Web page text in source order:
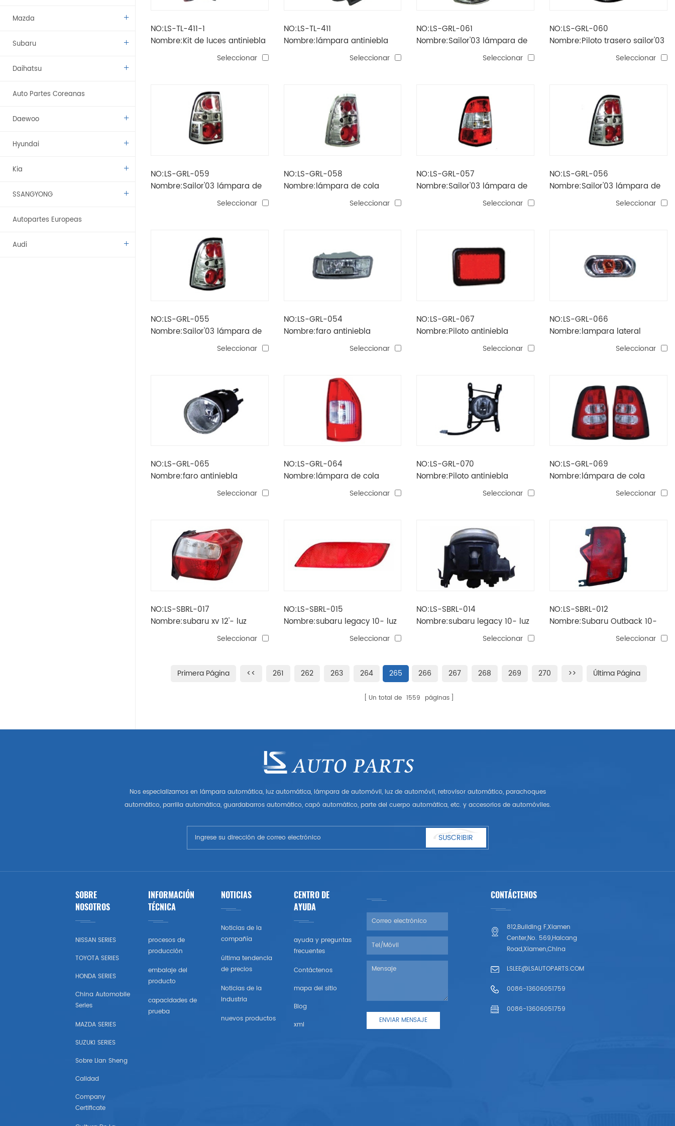
Mazda
Subaru
Daihatsu
Auto Partes Coreanas
Daewoo
Hyundai
Kia
SSANGYONG
Autopartes Europeas
Audi
Nissan (estados Unidos)
Mitsubishi (estados Unidos)
Chrysler Estados Unidos
NO:LS-TL-411-1
Nombre:Kit de luces antiniebla
Seleccionar
NO:LS-TL-411
Nombre:lámpara antiniebla
Seleccionar
NO:LS-GRL-061
Nombre:Sailor'03 lámpara de
cola (barras de chapado)
Seleccionar
NO:LS-GRL-060
Nombre:Piloto trasero sailor'03
Seleccionar
NO:LS-GRL-059
Nombre:Sailor'03 lámpara de
cola (barras de marco negro
Seleccionar
NO:LS-GRL-058
Nombre:lámpara de cola
Seleccionar
NO:LS-GRL-057
Nombre:Sailor'03 lámpara de
Seleccionar
NO:LS-GRL-056
Nombre:Sailor'03 lámpara de
Seleccionar
NO:LS-GRL-055
Nombre:Sailor'03 lámpara de
Seleccionar
NO:LS-GRL-054
Nombre:faro antiniebla
Seleccionar
NO:LS-GRL-067
Nombre:Piloto antiniebla
Seleccionar
NO:LS-GRL-066
Nombre:lampara lateral
Seleccionar
NO:LS-GRL-065
Nombre:faro antiniebla
Seleccionar
NO:LS-GRL-064
Nombre:lámpara de cola
Seleccionar
NO:LS-GRL-070
Nombre:Piloto antiniebla
delantero sailing'07Seleccionar
NO:LS-GRL-069
Nombre:lámpara de cola
sailing'07 (vehículo deportivo
Seleccionar
NO:LS-SBRL-017
Nombre:subaru xv 12'- luz
Seleccionar
NO:LS-SBRL-015
Nombre:subaru legacy 10- luz
de parachoques trasero
Seleccionar
NO:LS-SBRL-014
Nombre:subaru legacy 10- luz
Seleccionar
NO:LS-SBRL-012
Nombre:Subaru Outback 10-
luz parachoques trasera
Seleccionar
Primera Página << 261 262 263 264 265 266 267 268 269 270 >> Última Página
Un total de 1559 páginas
Nos especializamos en lámpara automática, luz automática, lámpara de automóvil, luz de automóvil, retrovisor automático, parachoques
automático, parrilla automática, guardabarros automático, capó automático, parte del cuerpo automática, etc. y accesorios de automóviles.
SUSCRIBIR
SOBRE
NOSOTROS
NISSAN SERIES
TOYOTA SERIES
HONDA SERIES
China Automobile
Series
MAZDA SERIES
SUZUKI SERIES
Sobre Lian Sheng
Calidad
Company
Certificate
INFORMACIÓN
TÉCNICA
procesos de
producción
embalaje del
producto
capacidades de
prueba
NOTICIAS
Noticias de la
compañía
última tendencia
de precios
Noticias de la
Industria
nuevos productos
CENTRO DE
AYUDA
ayuda y preguntas
frecuentes
Contáctenos
mapa del sitio
Blog
xml
CONTÁCTENOS
812,Building F,Xiamen
Center,No. 569,Haicang
Road,Xiamen,China
LSLEE@LSAUTOPARTS.COM
0086-13606051759
0086-13606051759